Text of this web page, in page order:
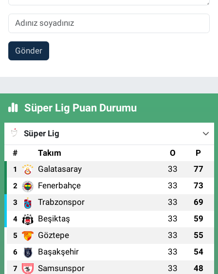
Gönder
Süper Lig Puan Durumu
Süper Lig
#
Takım O P
1 Galatasaray 33 77
2 Fenerbahçe 33 73
3 Trabzonspor 33 69
4 Beşiktaş 33 59
5 Göztepe 33 55
6 Başakşehir 33 54
7 Samsunspor 33 48